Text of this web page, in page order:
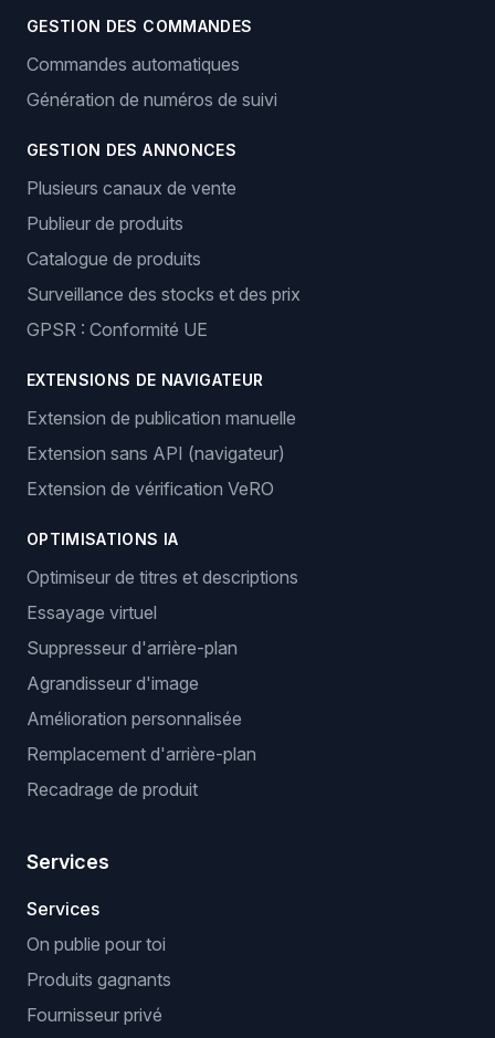
GESTION DES COMMANDES
Commandes automatiques
Génération de numéros de suivi
GESTION DES ANNONCES
Plusieurs canaux de vente
Publieur de produits
Catalogue de produits
Surveillance des stocks et des prix
GPSR : Conformité UE
EXTENSIONS DE NAVIGATEUR
Extension de publication manuelle
Extension sans API (navigateur)
Extension de vérification VeRO
OPTIMISATIONS IA
Optimiseur de titres et descriptions
Essayage virtuel
Suppresseur d'arrière-plan
Agrandisseur d'image
Amélioration personnalisée
Remplacement d'arrière-plan
Recadrage de produit
Services
Services
On publie pour toi
Produits gagnants
Fournisseur privé